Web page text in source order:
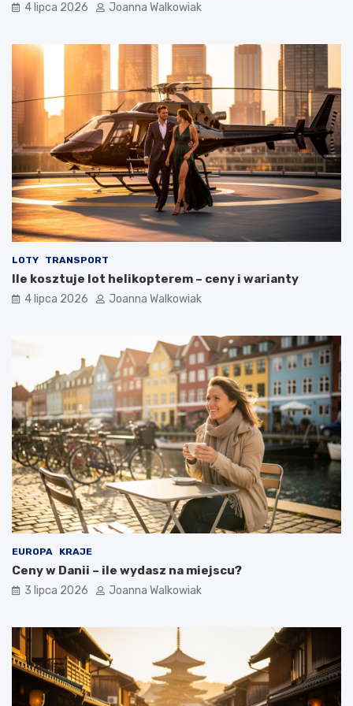
4 lipca 2026 Joanna Walkowiak
LOTY TRANSPORT
Ile kosztuje lot helikopterem – ceny i warianty
4 lipca 2026 Joanna Walkowiak
EUROPA KRAJE
Ceny w Danii – ile wydasz na miejscu?
3 lipca 2026 Joanna Walkowiak